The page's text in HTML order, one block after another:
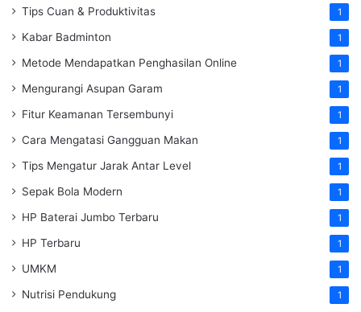
Tips Cuan & Produktivitas 1
Kabar Badminton 1
Metode Mendapatkan Penghasilan Online 1
Mengurangi Asupan Garam 1
Fitur Keamanan Tersembunyi 1
Cara Mengatasi Gangguan Makan 1
Tips Mengatur Jarak Antar Level 1
Sepak Bola Modern 1
HP Baterai Jumbo Terbaru 1
HP Terbaru 1
UMKM 1
Nutrisi Pendukung 1